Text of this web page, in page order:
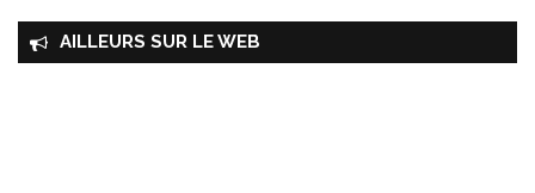
AILLEURS SUR LE WEB